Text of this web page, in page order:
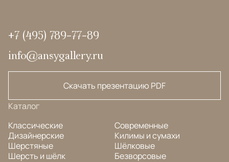
+7 (495) 789-77-89
info@ansygallery.ru
Скачать презентацию PDF
Каталог
Классические
Дизайнерские
Шерстяные
Шерсть и шёлк
Современные
Килимы и сумахи
Шёлковые
Безворсовые